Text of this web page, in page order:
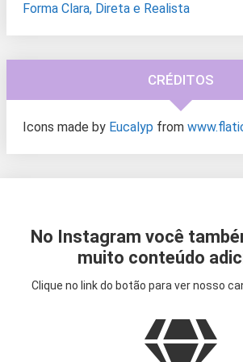
Forma Clara, Direta e Realista
CRÉDITOS
Icons made by Eucalyp from
No Instagram você
muito conteúdo
Clique no link do botão para ver nosso